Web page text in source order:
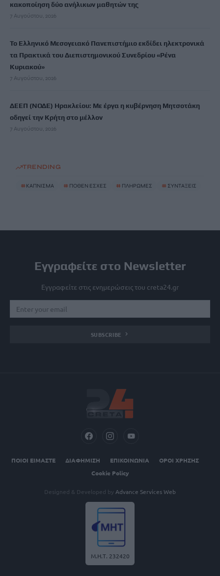
κακοποίηση δύο ανήλικων μαθητών της
7 Αυγούστου, 2026
Το Ελληνικό Μεσογειακό Πανεπιστήμιο εκδίδει ηλεκτρονικά
τα Πρακτικά του Διεπιστημονικού Συνεδρίου «Ρένα
Κυριακού»
7 Αυγούστου, 2026
ΔΕΕΠ (ΝΟΔΕ) Ηρακλείου: Με έργα η κυβέρνηση Μητσοτάκη
οδηγεί την Κρήτη στο μέλλον
7 Αυγούστου, 2026
TRENDING
# ΚΑΠΝΙΣΜΑ # ΠΟΘΕΝ ΕΣΧΕΣ # ΠΛΗΡΩΜΕΣ # ΣΥΝΤΑΞΕΙΣ
Εγγραφείτε στο Newsletter
Εγγραφείτε στις ενημερώσεις του creta24.gr
SUBSCRIBE
ΠΟΙΟΙ ΕΙΜΑΣΤΕ ΔΙΑΦΗΜΙΣΗ ΕΠΙΚΟΙΝΩΝΙΑ
ΟΡΟΙ ΧΡΗΣΗΣ
Cookie Policy
Designed & Developed by Advance Services Web
Μ.Η.Τ. 232420